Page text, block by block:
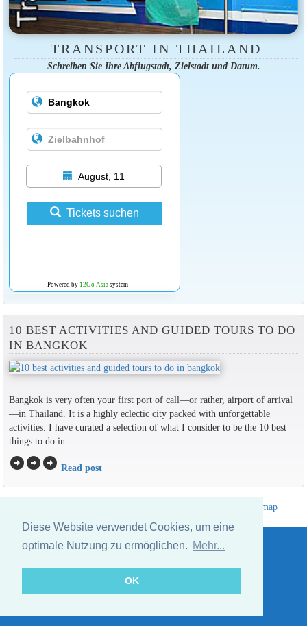
Diese Website verwendet Cookies, um eine
optimale Nutzung zu ermöglichen. Mehr...
OK
TRANSPORT IN THAILAND
Schreiben Sie Ihre Abflugstadt, Zielstadt und Datum.
August, 11
Tickets suchen
Powered by 12Go Asiasystem
10 BEST ACTIVITIES AND GUIDED TOURS TO DO
IN BANGKOK
Bangkok is very often your first port of call—or rather, airport of arrival
—in Thailand. It is a highly eclectic city packed with unforgettable
activities. I have curated a selection of what I consider to be the 10 best
things to do in...
arrow_circle_rightarrow_circle_rightarrow_circle_right Read post
Sitemap
Website © Thailandee.com - 2026